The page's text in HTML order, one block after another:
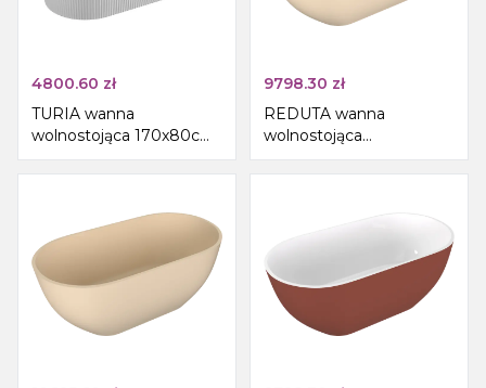
4800.60 zł
TURIA wanna
wolnostojąca 170x80cm,
biały
9798.30 zł
REDUTA wanna
wolnostojąca
150x75x58cm, kompozyt,
biały/beż mat